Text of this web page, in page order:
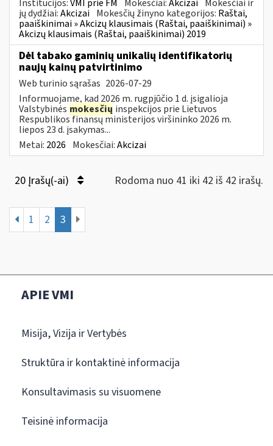
Institucijos:VMI prie FM Mokesčiai:Akcizai Mokesčiai ir
jų dydžiai:Akcizai Mokesčių žinyno kategorijos: Raštai,
paaiškinimai » Akcizų klausimais (Raštai, paaiškinimai) »
Akcizų klausimais (Raštai, paaiškinimai) 2019
Dėl tabako gaminių unikalių identifikatorių
naujų kainų patvirtinimo
Web turinio sąrašas 2026-07-29
Informuojame, kad 2026 m. rugpjūčio 1 d. įsigalioja
Valstybinės mokesčių inspekcijos prie Lietuvos
Respublikos finansų ministerijos viršininko 2026 m.
liepos 23 d. įsakymas...
Metai: 2026 Mokesčiai:Akcizai
20 Įrašų(-ai) Rodoma nuo 41 iki 42 iš 42 irašų.
1 2 3
APIE VMI
Misija, Vizija ir Vertybės
Struktūra ir kontaktinė informacija
Konsultavimasis su visuomene
Teisinė informacija